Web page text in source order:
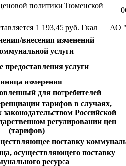
политики Тюменской
1 193,45 руб. Гкал
АО
внесения изменений
услуги
предоставления услуги
измерения
для потребителей
тарифов в случаях,
Российской
регулировании цен
(тарифов)
поставку
осуществляющего поставку
ресурса